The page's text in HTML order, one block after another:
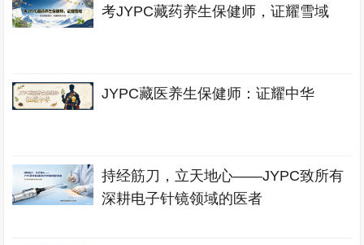
考JYPC藏药养生保健师，证耀雪域
JYPC藏医养生保健师：证耀中华
持经筋刀，立天地心——JYPC致所有
深耕电子针镜领域的医者